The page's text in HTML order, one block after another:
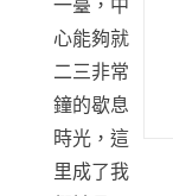
一臺，中
心能夠就
二三非常
鐘的歇息
時光，這
里成了我